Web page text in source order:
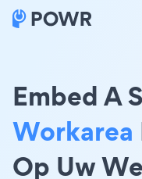
Embed A
Workarea
Op Uw